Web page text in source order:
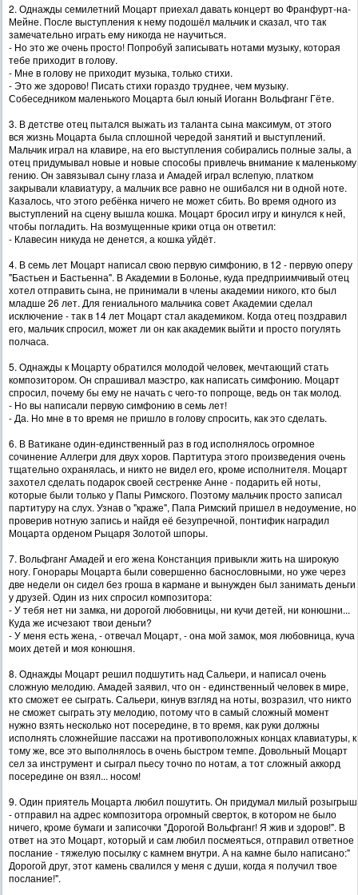
2. Однажды семилетний Моцарт приехал давать концерт во Франфурт-на-
Мейне. После выступления к нему подошёл мальчик и сказал, что так
замечательно играть ему никогда не научиться.
- Но это же очень просто! Попробуй записывать нотами музыку, которая
тебе приходит в голову.
- Мне в голову не приходит музыка, только стихи.
- Это же здорово! Писать стихи гораздо труднее, чем музыку.
Собеседником маленького Моцарта был юный Иоганн Вольфганг Гёте.
3. В детстве отец пытался выжать из таланта сына максимум, от этого
вся жизнь Моцарта была сплошной чередой занятий и выступлений.
Мальчик играл на клавире, на его выступления собирались полные залы, а
отец придумывал новые и новые способы привлечь внимание к маленькому
гению. Он завязывал сыну глаза и Амадей играл вслепую, платком
закрывали клавиатуру, а мальчик все равно не ошибался ни в одной ноте.
Казалось, что этого ребёнка ничего не может сбить. Во время одного из
выступлений на сцену вышла кошка. Моцарт бросил игру и кинулся к ней,
чтобы погладить. На возмущенные крики отца он ответил:
- Клавесин никуда не денется, а кошка уйдёт.
4. В семь лет Моцарт написал свою первую симфонию, в 12 - первую оперу
"Бастьен и Бастьенна". В Академии в Болонье, куда предприимчивый отец
хотел отправить сына, не принимали в члены академии никого, кто был
младше 26 лет. Для гениального мальчика совет Академии сделал
исключение - так в 14 лет Моцарт стал академиком. Когда отец поздравил
его, мальчик спросил, может ли он как академик выйти и просто погулять
полчаса.
5. Однажды к Моцарту обратился молодой человек, мечтающий стать
композитором. Он спрашивал маэстро, как написать симфонию. Моцарт
спросил, почему бы ему не начать с чего-то попроще, ведь он так молод.
- Но вы написали первую симфонию в семь лет!
- Да. Но мне в то время не пришло в голову спросить, как это сделать.
6. В Ватикане один-единственный раз в год исполнялось огромное
сочинение Аллегри для двух хоров. Партитура этого произведения очень
тщательно охранялась, и никто не видел его, кроме исполнителя. Моцарт
захотел сделать подарок своей сестренке Анне - подарить ей ноты,
которые были только у Папы Римского. Поэтому мальчик просто записал
партитуру на слух. Узнав о "краже", Папа Римский пришел в недоумение, но
проверив нотную запись и найдя её безупречной, понтифик наградил
Моцарта орденом Рыцаря Золотой шпоры.
7. Вольфганг Амадей и его жена Констанция привыкли жить на широкую
ногу. Гонорары Моцарта были совершенно баснословными, но уже через
две недели он сидел без гроша в кармане и вынужден был занимать деньги
у друзей. Один из них спросил композитора:
- У тебя нет ни замка, ни дорогой любовницы, ни кучи детей, ни конюшни...
Куда же исчезают твои деньги?
- У меня есть жена, - отвечал Моцарт, - она мой замок, моя любовница, куча
моих детей и моя конюшня.
8. Однажды Моцарт решил подшутить над Сальери, и написал очень
сложную мелодию. Амадей заявил, что он - единственный человек в мире,
кто сможет ее сыграть. Сальери, кинув взгляд на ноты, возразил, что никто
не сможет сыграть эту мелодию, потому что в самый сложный момент
нужно взять несколько нот посередине, в то время, как руки должны
исполнять сложнейшие пассажи на противоположных концах клавиатуры, к
тому же, все это выполнялось в очень быстром темпе. Довольный Моцарт
сел за инструмент и сыграл пьесу точно по нотам, а тот сложный аккорд
посередине он взял... носом!
9. Один приятель Моцарта любил пошутить. Он придумал милый розыгрыш
- отправил на адрес композитора огромный сверток, в котором не было
ничего, кроме бумаги и записочки "Дорогой Вольфганг! Я жив и здоров!". В
ответ на это Моцарт, который и сам любил посмеяться, отправил ответное
послание - тяжелую посылку с камнем внутри. А на камне было написано:"
Дорогой друг, этот камень свалился у меня с души, когда я получил твое
послание!".